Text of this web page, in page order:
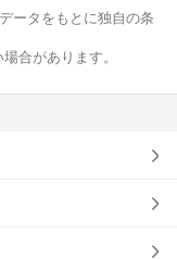
ータをもとに独自の条
合があります。